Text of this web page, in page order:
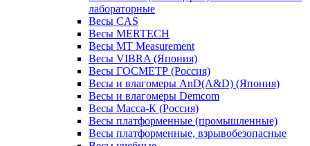
лабораторные
Весы CAS
Весы MERTECH
Весы MT Measurement
Весы VIBRA (Япония)
Весы ГОСМЕТР (Россия)
Весы и влагомеры AnD(A&D) (Япония)
Весы и влагомеры Demcom
Весы Масса-К (Россия)
Весы платформенные (промышленные)
Весы платформенные, взрывобезопасные